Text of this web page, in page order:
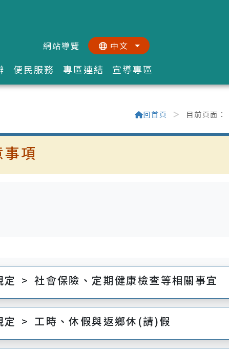
:::網站導覽 中文
便民服務 專區連結 宣導專區
回首頁 目前頁面：
項
定 > 社會保險、定期健康檢查等相關事宜
定 > 工時、休假與返鄉休(請)假